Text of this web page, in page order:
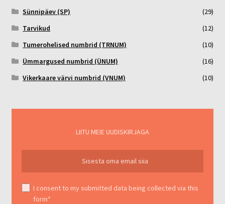
Sünnipäev (SP)
(29)
Tarvikud
(12)
Tumerohelised numbrid (TRNUM)
(10)
Ümmargused numbrid (ÜNUM)
(16)
Vikerkaare värvi numbrid (VNUM)
(10)
LIITU MEIE UUDISKIRJAGA
I consent to my submitted data being collected via this
form*